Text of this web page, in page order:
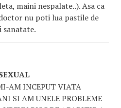
maini nespalate..). Asa ca
nu poti lua pastile de
sanatate.
AM INCEPUT VIATA
SI AM UNELE PROBLEME